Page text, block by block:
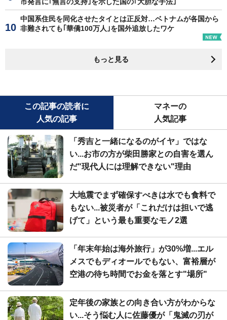
中国系住民を同化させたタイとは正反対…ベトナムが各国から
非難されても｢華僑100万人｣を国外追放したワケ
もっと見る
この記事の読者に
人気の記事
マネーの
人気記事
「秀吉と一緒になるのがイヤ」ではな
い...お市の方が柴田勝家との自害を選ん
だ"現代人には理解できない"理由
大地震でまず確保すべきは水でも食料で
もない...被災者が「これだけは担いで逃
げて」という最も重要なモノ2選
「年末年始は海外旅行」が30%増...エル
メスでもディオールでもない、富裕層が
空港の待ち時間でお金を落とす"場所"
定年後の家族との向き合い方がわからな
い...そう悩む人に佐藤優が「鬼滅の刃が